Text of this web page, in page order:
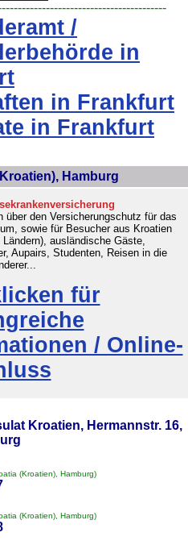
/
in
in Frankfurt
in Frankfurt
Hamburg
über den Versicherungschutz für das
sowie für Besucher aus Kroatien
Ländern), ausländische Gäste,
Aupairs, Studenten, Reisen in die
für
/ Online-
Kroatien, Hermannstr. 16,
(Kroatien), Hamburg)
(Kroatien), Hamburg)